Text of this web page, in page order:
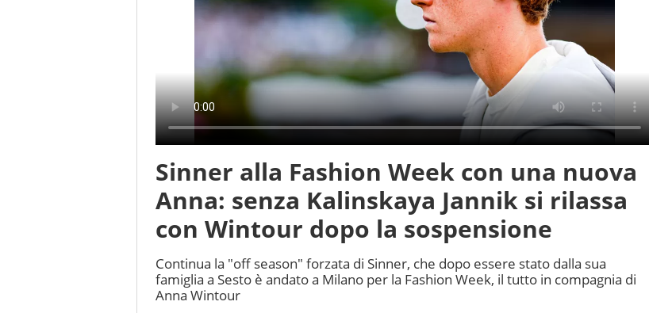
Sinner alla Fashion Week con una nuova
Anna: senza Kalinskaya Jannik si rilassa
con Wintour dopo la sospensione
Continua la "off season" forzata di Sinner, che dopo essere stato dalla sua
famiglia a Sesto è andato a Milano per la Fashion Week, il tutto in compagnia di
Anna Wintour